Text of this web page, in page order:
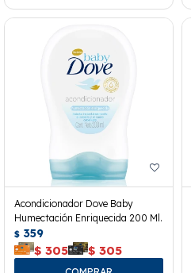
Acondicionador Dove Baby
Humectación Enriquecida 200 Ml.
$ 359
$ 305 $ 305